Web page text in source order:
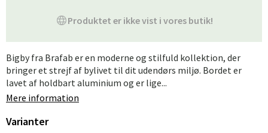
Produktet er ikke vist i vores butik!
Bigby fra Brafab er en moderne og stilfuld kollektion, der
bringer et strejf af bylivet til dit udendørs miljø. Bordet er
lavet af holdbart aluminium og er lige...
Mere information
Varianter